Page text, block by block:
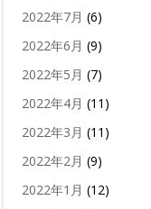
2022年7月 (6)
2022年6月 (9)
2022年5月 (7)
2022年4月 (11)
2022年3月 (11)
2022年2月 (9)
2022年1月 (12)